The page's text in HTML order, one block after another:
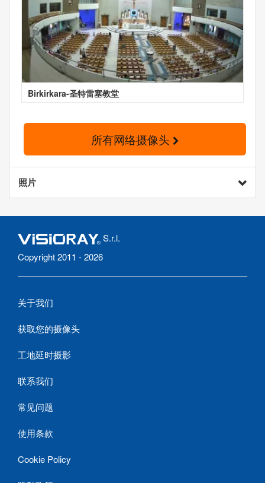
Birkirkara-圣特雷塞教堂
所有网络摄像头
照片
S.r.l.
Copyright 2011 - 2026
关于我们
获取您的摄像头
工地延时摄影
联系我们
常见问题
使用条款
Cookie Policy